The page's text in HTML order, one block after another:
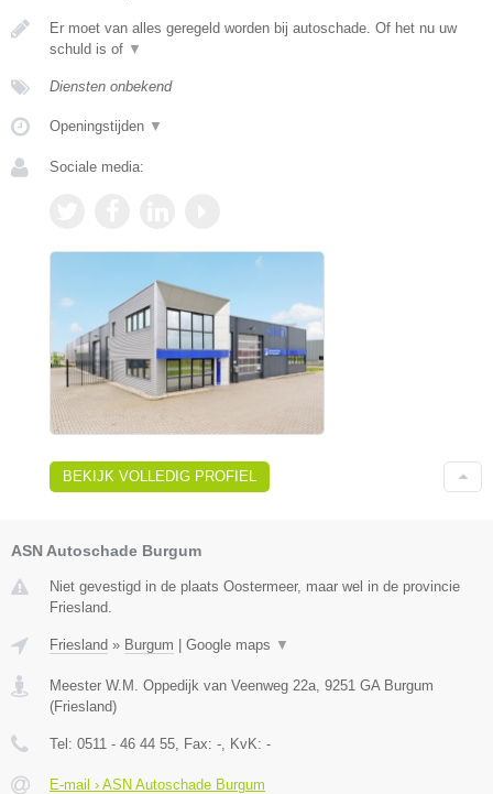
Er moet van alles geregeld worden bij autoschade. Of het nu uw
schuld is of ▼
Diensten onbekend
Openingstijden ▼
Sociale media:
BEKIJK VOLLEDIG PROFIEL
ASN Autoschade Burgum
Niet gevestigd in de plaats Oostermeer, maar wel in de provincie
Friesland.
Friesland » Burgum | Google maps ▼
Meester W.M. Oppedijk van Veenweg 22a 9251 GA Burgum
(Friesland)
Tel: 0511 - 46 44 55 , Fax: - , KvK: -
E-mail › ASN Autoschade Burgum